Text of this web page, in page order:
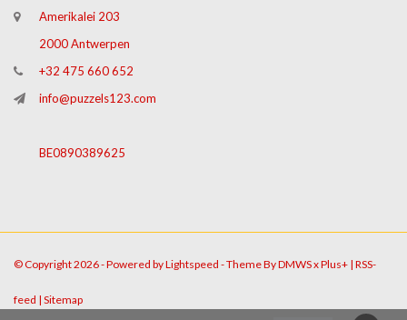
Amerikalei 203
2000 Antwerpen
+32 475 660 652
info@puzzels123.com
BE0890389625
© Copyright 2026 - Powered byLightspeed - Theme ByDMWSxPlus+ | RSS-
feed | Sitemap